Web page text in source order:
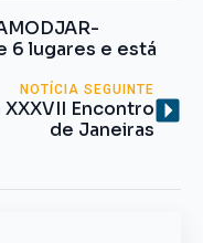
6 lugares e está
NOTÍCIA SEGUINTE
Encontro
de Janeiras